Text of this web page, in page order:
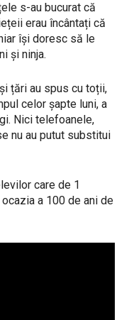
s-au bucurat că
erau încântați că
își doresc să le
și ninja.
țări au spus cu toții,
celor șapte luni, a
Nici telefoanele,
nu au putut substitui
care de 1
a 100 de ani de